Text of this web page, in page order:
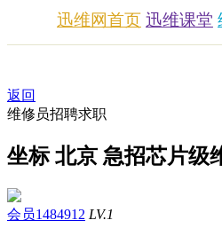
迅维网首页 迅维课堂
返回
维修员招聘求职
坐标 北京 急招芯片级
会员1484912 LV.1